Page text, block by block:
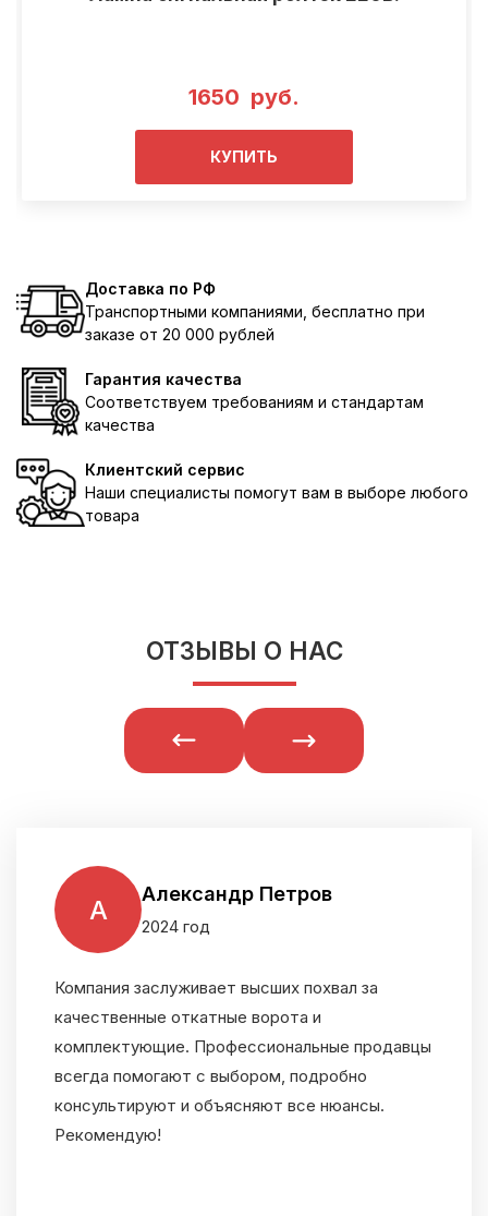
1650 руб.
КУПИТЬ
Доставка по РФ
Транспортными компаниями, бесплатно при
заказе от 20 000 рублей
Гарантия качества
Соответствуем требованиям и стандартам
качества
Клиентский сервис
Наши специалисты помогут вам в выборе любого
товара
ОТЗЫВЫ О НАС
А
Александр Петров
2024 год
Компания заслуживает высших похвал за
качественные откатные ворота и
комплектующие. Профессиональные продавцы
всегда помогают с выбором, подробно
консультируют и объясняют все нюансы.
Рекомендую!